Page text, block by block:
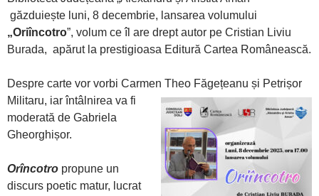
găzduiește luni, 8 decembrie, lansarea volumului
„Oriîncotro”, volum ce îl are drept autor pe Cristian Liviu
Burada, apărut la prestigioasa Editură Cartea Românească.
Despre carte vor vorbi Carmen Theo Făgețeanu și Petrișor
Militaru, iar întâlnirea va fi
moderată de Gabriela
Gheorghișor.
Orîncotro propune un
discurs poetic matur, lucrat